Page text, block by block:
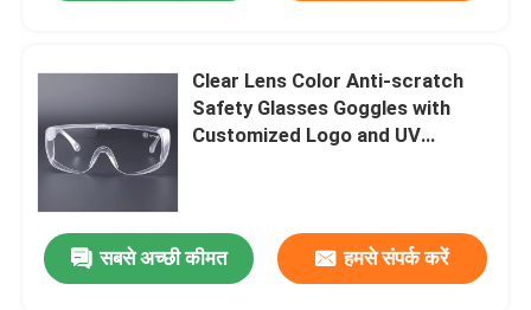
Clear Lens Color Anti-scratch
Safety Glasses Goggles with
Customized Logo and UV
सबसे अच्छी कीमत हमसे संपर्क करें